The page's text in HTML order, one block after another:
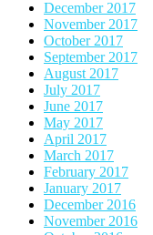
December 2017
November 2017
October 2017
September 2017
August 2017
July 2017
June 2017
May 2017
April 2017
March 2017
February 2017
January 2017
December 2016
November 2016